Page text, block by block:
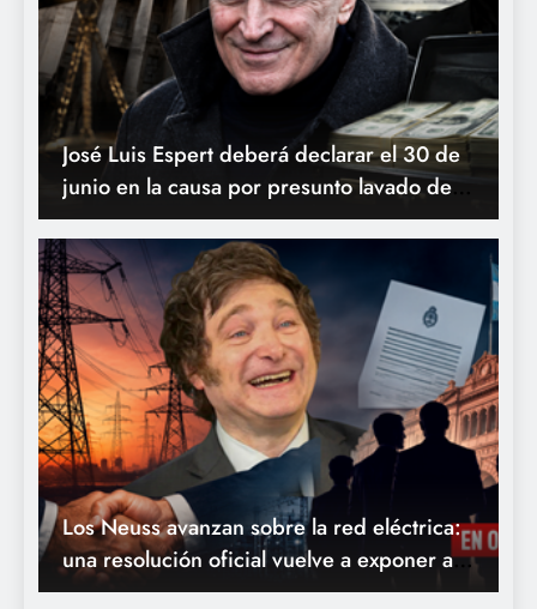
Los Neuss avanzan sobre la red eléctrica:
una resolución oficial vuelve a exponer a
los empresarios favorecidos por las
privatizaciones de Milei
Endeudarse para gobernar: Milei habilita
otros USD 5.000 millones bajo
jurisdicción de Nueva York